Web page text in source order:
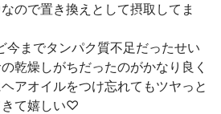
ので置き換えとして摂取してま
今までタンパク質不足だったせい
乾燥しがちだったのがかなり良く
アオイルをつけ忘れてもツヤっと
きて嬉しい♡